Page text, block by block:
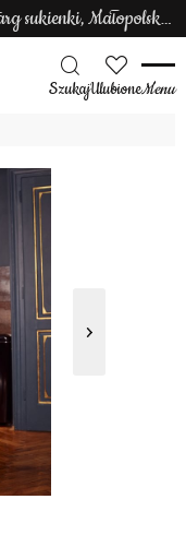
Nowy Targ sukienki, Małopolska sukienki
SzukajUlubioneMenu